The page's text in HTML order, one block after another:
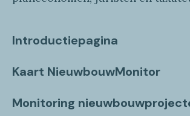
Introductiepagina
Kaart NieuwbouwMonitor
Monitoring